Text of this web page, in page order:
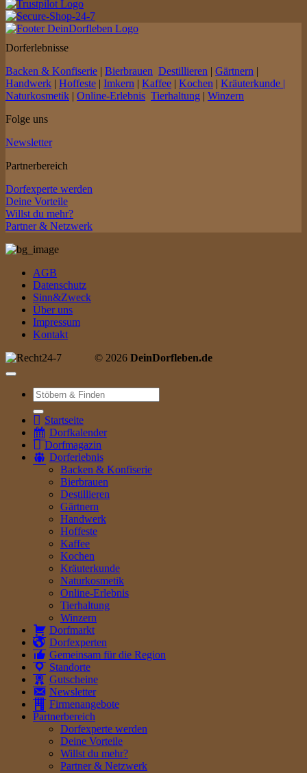
Dorferlebnisse
Backen & Konfiserie | Bierbrauen Destillieren | Gärtnern |
Handwerk | Hoffeste | Imkern | Kaffee | Kochen | Kräuterkunde |
Naturkosmetik | Online-Erlebnis Tierhaltung | Winzern
Folge uns
Newsletter
Partnerbereich
Dorfexperte werden
Deine Vorteile
Willst du mehr?
Partner & Netzwerk
AGB
Datenschutz
Sinn&Zweck
Über uns
Impressum
Kontakt
© 2026 DeinDorfleben.de
Suche
nach:
Startseite
Dorfkalender
Dorfmagazin
Dorferlebnis
Backen & Konfiserie
Bierbrauen
Destillieren
Gärtnern
Handwerk
Hoffeste
Kaffee
Kochen
Kräuterkunde
Naturkosmetik
Online-Erlebnis
Tierhaltung
Winzern
Dorfmarkt
Dorfexperten
Gemeinsam für die Region
Standorte
Gutscheine
Newsletter
Firmenangebote
Partnerbereich
Dorfexperte werden
Deine Vorteile
Willst du mehr?
Partner & Netzwerk